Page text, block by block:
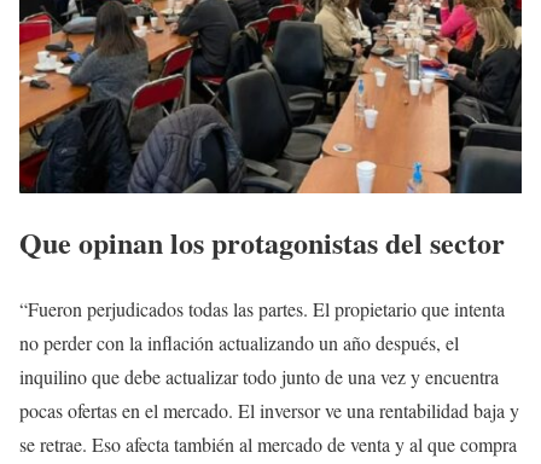
Que opinan los protagonistas del sector
“Fueron perjudicados todas las partes. El propietario que intenta
no perder con la inflación actualizando un año después, el
inquilino que debe actualizar todo junto de una vez y encuentra
pocas ofertas en el mercado. El inversor ve una rentabilidad baja y
se retrae. Eso afecta también al mercado de venta y al que compra